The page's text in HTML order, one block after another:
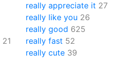
21
really appreciate it 27
really like you 26
really good 625
really fast 52
really cute 39